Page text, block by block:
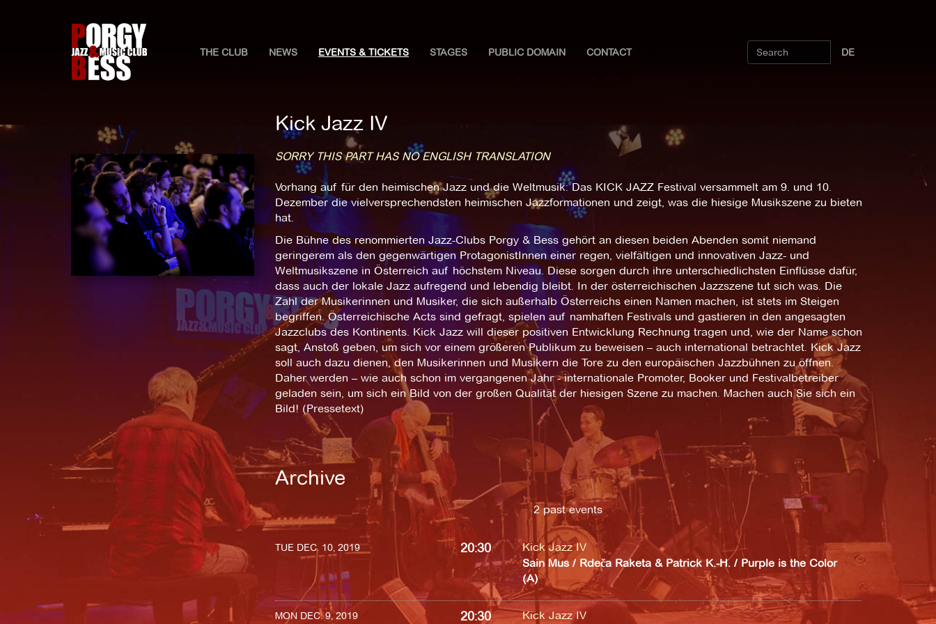
THE CLUB NEWS EVENTS & TICKETS STAGES PUBLIC DOMAIN CONTACT DE
Kick Jazz IV
SORRY THIS PART HAS NO ENGLISH TRANSLATION
Vorhang auf für den heimischen Jazz und die Weltmusik: Das KICK JAZZ Festival versammelt am 9. und 10.
Dezember die vielversprechendsten heimischen Jazzformationen und zeigt, was die hiesige Musikszene zu bieten
hat.
Die Bühne des renommierten Jazz-Clubs Porgy & Bess gehört an diesen beiden Abenden somit niemand
geringerem als den gegenwärtigen ProtagonistInnen einer regen, vielfältigen und innovativen Jazz- und
Weltmusikszene in Österreich auf höchstem Niveau. Diese sorgen durch ihre unterschiedlichsten Einflüsse dafür,
dass auch der lokale Jazz aufregend und lebendig bleibt. In der österreichischen Jazzszene tut sich was. Die
Zahl der Musikerinnen und Musiker, die sich außerhalb Österreichs einen Namen machen, ist stets im Steigen
begriffen. Österreichische Acts sind gefragt, spielen auf namhaften Festivals und gastieren in den angesagten
Jazzclubs des Kontinents. Kick Jazz will dieser positiven Entwicklung Rechnung tragen und, wie der Name schon
sagt, Anstoß geben, um sich vor einem größeren Publikum zu beweisen – auch international betrachtet. Kick Jazz
soll auch dazu dienen, den Musikerinnen und Musikern die Tore zu den europäischen Jazzbühnen zu öffnen.
Daher werden – wie auch schon im vergangenen Jahr - internationale Promoter, Booker und Festivalbetreiber
geladen sein, um sich ein Bild von der großen Qualität der hiesigen Szene zu machen. Machen auch Sie sich ein
Bild! (Pressetext)
Archive
2 past events
TUE DEC. 10, 2019 20:30
Kick Jazz IV
Sain Mus / Rdeča Raketa & Patrick K.-H. / Purple is the Color
(A)
MON DEC. 9, 2019 20:30 Kick Jazz IV